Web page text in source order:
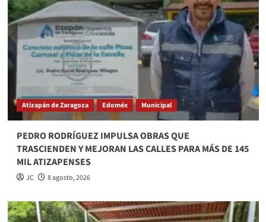
Atizapán de Zaragoza Edoméx Municipal
PEDRO RODRÍGUEZ IMPULSA OBRAS QUE
TRASCIENDEN Y MEJORAN LAS CALLES PARA MÁS DE 145
MIL ATIZAPENSES
JC 8 agosto, 2026